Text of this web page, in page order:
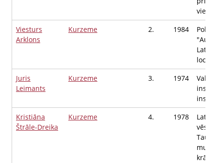
Viesturs
Arklons
Kurzeme 2. 1984
Juris
Leimants
Kurzeme 3. 1974
Kristiāna
Štrāle-Dreika
Kurzeme 4. 1978